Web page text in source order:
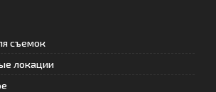
съемок
локации